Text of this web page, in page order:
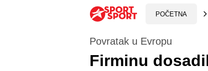
POČETNA
Povratak u Evropu
Firminu